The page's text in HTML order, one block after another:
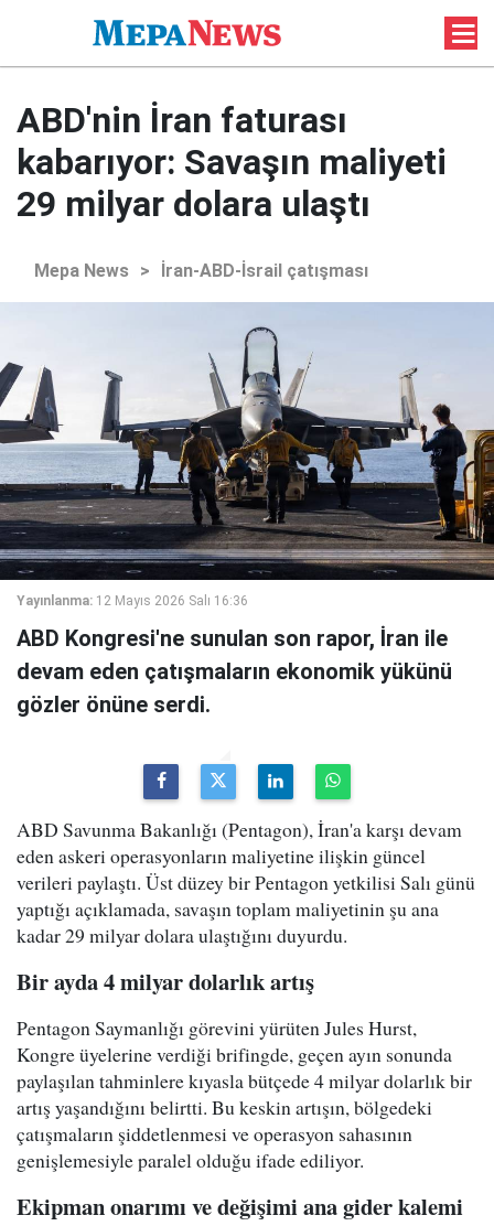
ABD'nin İran faturası
kabarıyor: Savaşın maliyeti
29 milyar dolara ulaştı
Mepa News > İran-ABD-İsrail çatışması
Yayınlanma: 12 Mayıs 2026 Salı 16:36
ABD Kongresi'ne sunulan son rapor, İran ile
devam eden çatışmaların ekonomik yükünü
gözler önüne serdi.
ABD Savunma Bakanlığı (Pentagon), İran'a karşı devam
eden askeri operasyonların maliyetine ilişkin güncel
verileri paylaştı. Üst düzey bir Pentagon yetkilisi Salı günü
yaptığı açıklamada, savaşın toplam maliyetinin şu ana
kadar 29 milyar dolara ulaştığını duyurdu.
Bir ayda 4 milyar dolarlık artış
Pentagon Saymanlığı görevini yürüten Jules Hurst,
Kongre üyelerine verdiği brifingde, geçen ayın sonunda
paylaşılan tahminlere kıyasla bütçede 4 milyar dolarlık bir
artış yaşandığını belirtti. Bu keskin artışın, bölgedeki
çatışmaların şiddetlenmesi ve operasyon sahasının
genişlemesiyle paralel olduğu ifade ediliyor.
Ekipman onarımı ve değişimi ana gider kalemi